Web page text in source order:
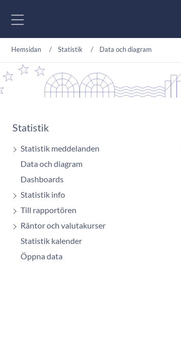
Hemsidan Statistik Data och diagram
Statistik
Statistik meddelanden
Data och diagram
Dashboards
Statistik info
Till rapportören
Räntor och valutakurser
Statistik kalender
Öppna data